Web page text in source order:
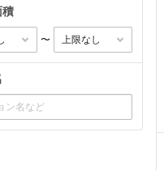
積
〜